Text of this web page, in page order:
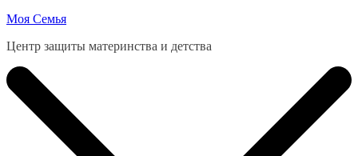
Моя Семья
Центр защиты материнства и детства